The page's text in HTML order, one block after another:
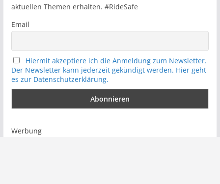
aktuellen Themen erhalten. #RideSafe
Email
Hiermit akzeptiere ich die Anmeldung zum Newsletter.
Der Newsletter kann jederzeit gekündigt werden. Hier geht
es zur Datenschutzerklärung.
Werbung